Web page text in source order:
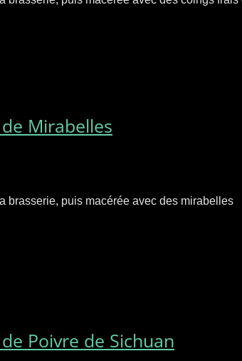
Mirabelles
brasserie, puis macérée avec des mirabelles
Poivre de Sichuan